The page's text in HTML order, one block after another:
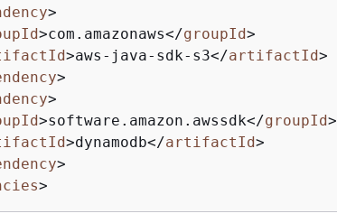
>
>com.amazonaws</groupId>
>aws-java-sdk-s3</artifactId>
>
>
>software.amazon.awssdk</groupId>
>dynamodb</artifactId>
>
>